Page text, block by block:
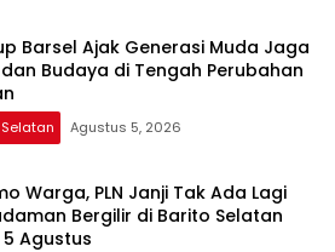
Barsel Ajak Generasi Muda Jaga
Budaya di Tengah Perubahan
Agustus 5, 2026
Warga, PLN Janji Tak Ada Lagi
Bergilir di Barito Selatan
5 Agustus